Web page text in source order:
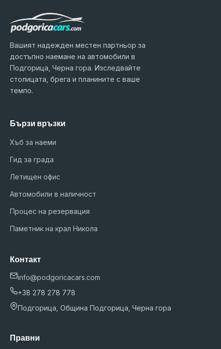
Вашият надежден местен партньор за
достъпно наемане на автомобили в
Подгорица, Черна гора. Изследвайте
столицата, брега и планините с ваше
темпо.
Бързи връзки
Хъб за наеми
Гид за града
Летищен офис
Автомобили в наличност
Процес на резервация
Паметник на крал Никола
Контакт
info@podgoricacars.com
+38 278 278 778
Подгорица, Община Подгорица, Черна гора
Правни